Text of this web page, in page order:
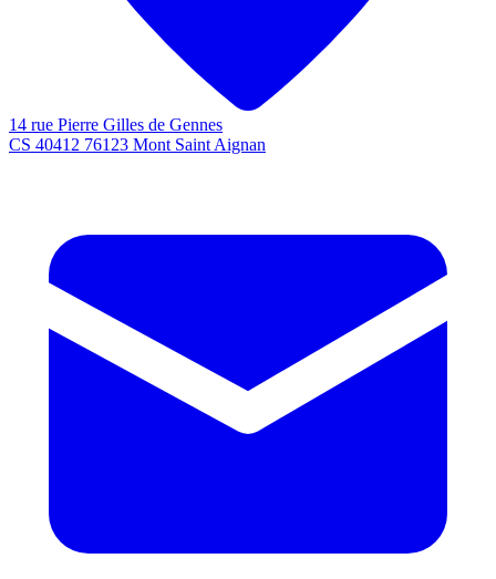
14 rue Pierre Gilles de Gennes
CS 40412 76123 Mont Saint Aignan